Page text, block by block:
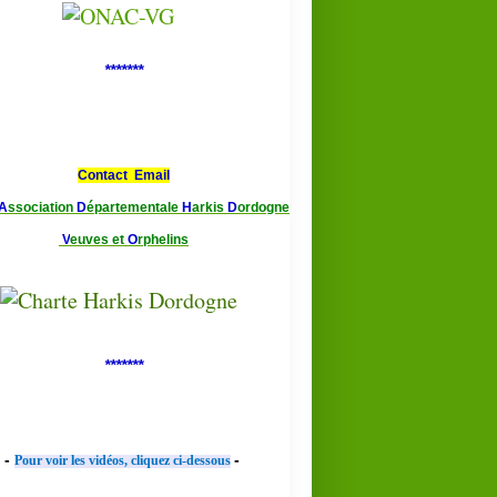
*******
Contact Email
ssociation Départementale Harkis Dordogne
Veuves et Orphelins
*******
- Pour voir les vidéos, cliquez ci-dessous -